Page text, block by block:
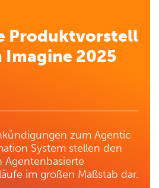
Produktvorstell
Imagine 2025
zum Agentic
System stellen den
Agentenbasierte
im großen Maßstab dar.